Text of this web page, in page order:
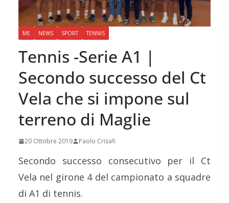
ME NEWS SPORT TENNIS
Tennis -Serie A1 |
Secondo successo del Ct
Vela che si impone sul
terreno di Maglie
20 Ottobre 2019 Paolo Crisafi
Secondo successo consecutivo per il Ct
Vela nel girone 4 del campionato a squadre
di A1 di tennis.